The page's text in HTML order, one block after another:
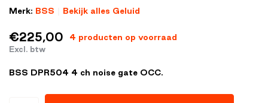
Merk: BSS Bekijk alles Geluid
€225,00 4 producten op voorraad
Excl. btw
BSS DPR504 4 ch noise gate OCC.